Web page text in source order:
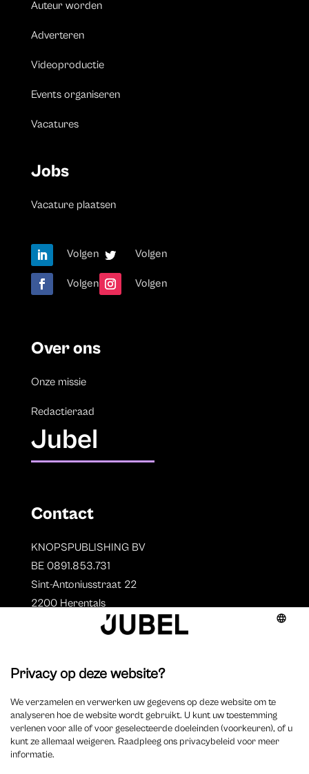
Auteur worden
Adverteren
Videoproductie
Events organiseren
Vacatures
Jobs
Vacature plaatsen
Volgen Volgen
Volgen Volgen
Over ons
Onze missie
Redactieraad
Jubel
Contact
KNOPSPUBLISHING BV
BE 0891.853.731
Sint-Antoniusstraat 22
2200 Herentals
Auteurs
Overzicht auteurs
Auteur worden?